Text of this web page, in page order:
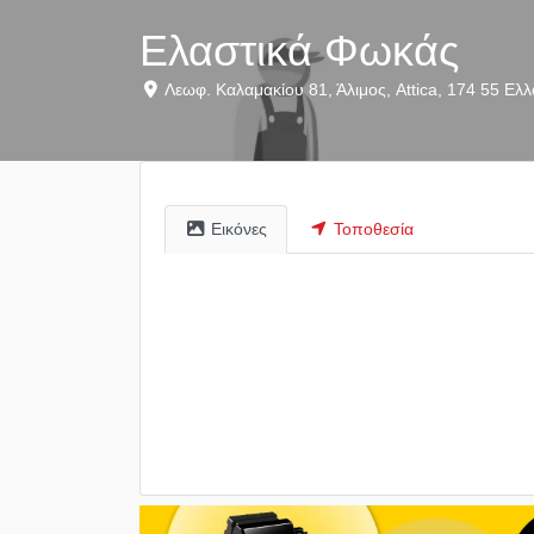
Ελαστικά Φωκάς
Λεωφ. Καλαμακίου 81, Άλιμος, Attica, 174 55
Εικόνες Τοποθεσία